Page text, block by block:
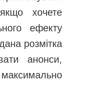
хочете
ефекту
розмітка
анонси,